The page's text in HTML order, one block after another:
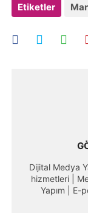
Etiketler
Dijital Medya
hizmetleri |
Yapım | E-